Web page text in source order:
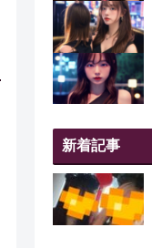
新着記事